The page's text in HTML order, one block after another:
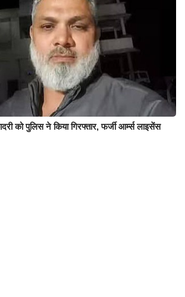
को पुलिस ने किया गिरफ्तार, फर्जी आर्म्स लाइसेंस